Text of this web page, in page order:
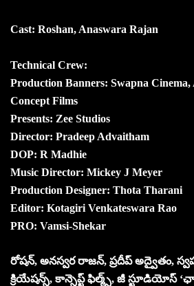
Cast: Roshan, Anaswara Rajan
Technical Crew:
Production Banners: Swapna
Concept Films
Presents: Zee Studios
Director: Pradeep Advaitham
DOP: R Madhie
Music Director: Mickey J Meyer
Production Designer: Thota Tharani
Editor: Kotagiri Venkateswara Rao
PRO: Vamsi-Shekar
రోషన్, అనస్వర రాజన్, ప్రదీప్ అద్వైతం,
క్రియేషన్స్, కాన్సెప్ట్ ఫిల్మ్స్, జీ స్టూడియోస్